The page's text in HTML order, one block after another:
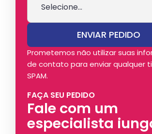
FAÇA SEU PEDIDO
Fale com um
especialista
Prometemos não utilizar suas
de contato para enviar qualquer
SPAM.